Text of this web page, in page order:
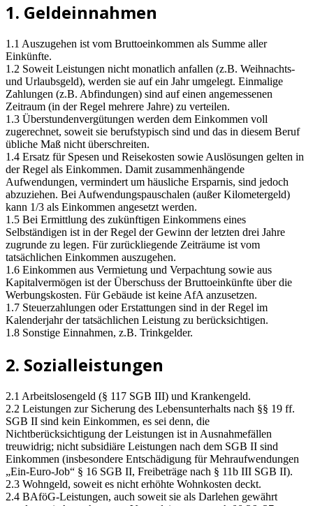
1. Geldeinnahmen
1.1 Auszugehen ist vom Bruttoeinkommen als Summe aller
Einkünfte.
1.2 Soweit Leistungen nicht monatlich anfallen (z.B. Weihnachts-
und Urlaubsgeld), werden sie auf ein Jahr umgelegt. Einmalige
Zahlungen (z.B. Abfindungen) sind auf einen angemessenen
Zeitraum (in der Regel mehrere Jahre) zu verteilen.
1.3 Überstundenvergütungen werden dem Einkommen voll
zugerechnet, soweit sie berufstypisch sind und das in diesem Beruf
übliche Maß nicht überschreiten.
1.4 Ersatz für Spesen und Reisekosten sowie Auslösungen gelten in
der Regel als Einkommen. Damit zusammenhängende
Aufwendungen, vermindert um häusliche Ersparnis, sind jedoch
abzuziehen. Bei Aufwendungspauschalen (außer Kilometergeld)
kann 1/3 als Einkommen angesetzt werden.
1.5 Bei Ermittlung des zukünftigen Einkommens eines
Selbständigen ist in der Regel der Gewinn der letzten drei Jahre
zugrunde zu legen. Für zurückliegende Zeiträume ist vom
tatsächlichen Einkommen auszugehen.
1.6 Einkommen aus Vermietung und Verpachtung sowie aus
Kapitalvermögen ist der Überschuss der Bruttoeinkünfte über die
Werbungskosten. Für Gebäude ist keine AfA anzusetzen.
1.7 Steuerzahlungen oder Erstattungen sind in der Regel im
Kalenderjahr der tatsächlichen Leistung zu berücksichtigen.
1.8 Sonstige Einnahmen, z.B. Trinkgelder.
2. Sozialleistungen
2.1 Arbeitslosengeld (§ 117 SGB III) und Krankengeld.
2.2 Leistungen zur Sicherung des Lebensunterhalts nach §§ 19 ff.
SGB II sind kein Einkommen, es sei denn, die
Nichtberücksichtigung der Leistungen ist in Ausnahmefällen
treuwidrig; nicht subsidiäre Leistungen nach dem SGB II sind
Einkommen (insbesondere Entschädigung für Mehraufwendungen
„Ein-Euro-Job“ § 16 SGB II, Freibeträge nach § 11b III SGB II).
2.3 Wohngeld, soweit es nicht erhöhte Wohnkosten deckt.
2.4 BAföG-Leistungen, auch soweit sie als Darlehen gewährt